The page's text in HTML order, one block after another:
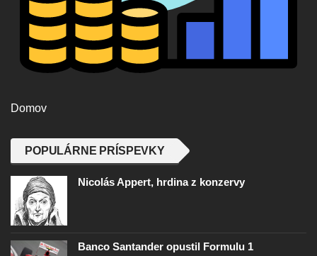
Domov
POPULÁRNE PRÍSPEVKY
Nicolás Appert, hrdina z konzervy
Banco Santander opustil Formulu 1